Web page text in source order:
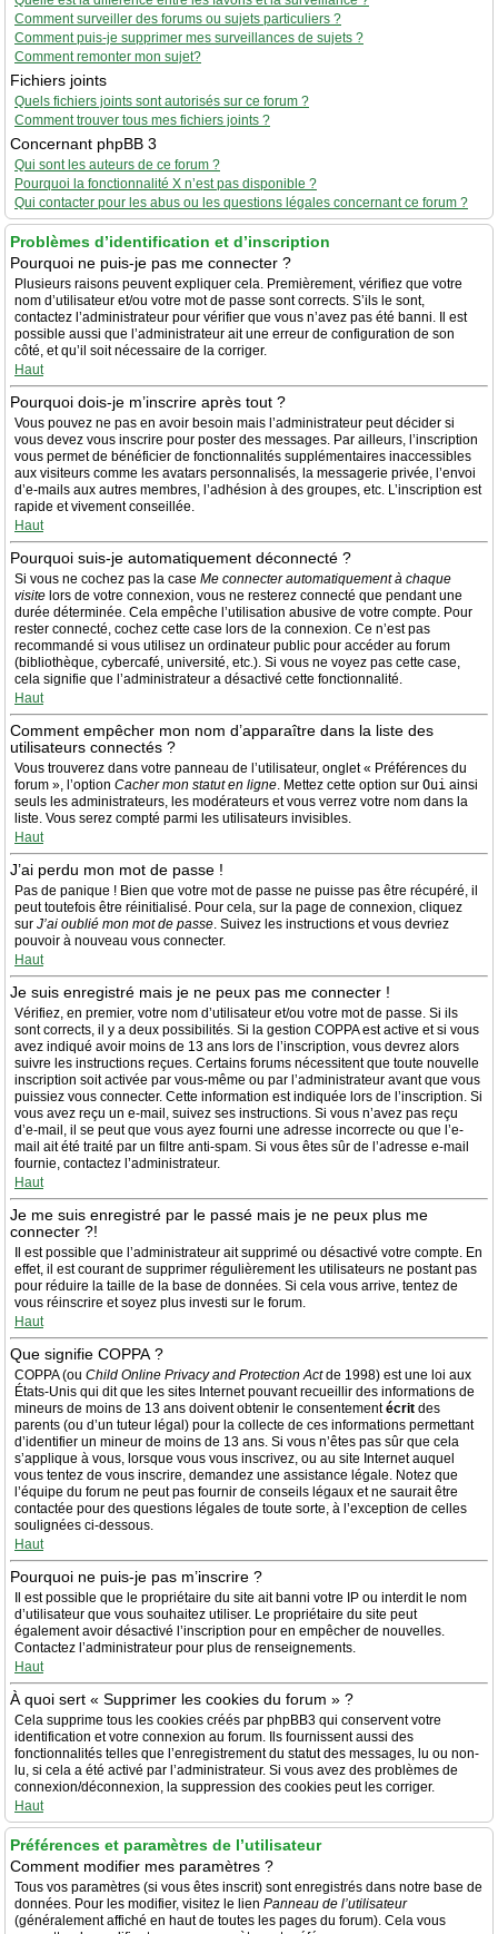
Comment surveiller des forums ou sujets particuliers ?
Comment puis-je supprimer mes surveillances de sujets ?
Comment remonter mon sujet?
Fichiers joints
Quels fichiers joints sont autorisés sur ce forum ?
Comment trouver tous mes fichiers joints ?
Concernant phpBB 3
Qui sont les auteurs de ce forum ?
Pourquoi la fonctionnalité X n’est pas disponible ?
Qui contacter pour les abus ou les questions légales concernant ce forum ?
Problèmes d’identification et d’inscription
Pourquoi ne puis-je pas me connecter ?
Plusieurs raisons peuvent expliquer cela. Premièrement, vérifiez que votre
nom d’utilisateur et/ou votre mot de passe sont corrects. S’ils le sont,
contactez l’administrateur pour vérifier que vous n’avez pas été banni. Il est
possible aussi que l’administrateur ait une erreur de configuration de son
côté, et qu’il soit nécessaire de la corriger.
Haut
Pourquoi dois-je m’inscrire après tout ?
Vous pouvez ne pas en avoir besoin mais l’administrateur peut décider si
vous devez vous inscrire pour poster des messages. Par ailleurs, l’inscription
vous permet de bénéficier de fonctionnalités supplémentaires inaccessibles
aux visiteurs comme les avatars personnalisés, la messagerie privée, l’envoi
d’e-mails aux autres membres, l’adhésion à des groupes, etc. L’inscription est
rapide et vivement conseillée.
Haut
Pourquoi suis-je automatiquement déconnecté ?
Si vous ne cochez pas la case Me connecter automatiquement à chaque
visite lors de votre connexion, vous ne resterez connecté que pendant une
durée déterminée. Cela empêche l’utilisation abusive de votre compte. Pour
rester connecté, cochez cette case lors de la connexion. Ce n’est pas
recommandé si vous utilisez un ordinateur public pour accéder au forum
(bibliothèque, cybercafé, université, etc.). Si vous ne voyez pas cette case,
cela signifie que l’administrateur a désactivé cette fonctionnalité.
Haut
Comment empêcher mon nom d’apparaître dans la liste des
utilisateurs connectés ?
Vous trouverez dans votre panneau de l’utilisateur, onglet « Préférences du
forum », l’option Cacher mon statut en ligne. Mettez cette option sur Oui ainsi
seuls les administrateurs, les modérateurs et vous verrez votre nom dans la
liste. Vous serez compté parmi les utilisateurs invisibles.
Haut
J’ai perdu mon mot de passe !
Pas de panique ! Bien que votre mot de passe ne puisse pas être récupéré, il
peut toutefois être réinitialisé. Pour cela, sur la page de connexion, cliquez
sur J’ai oublié mon mot de passe. Suivez les instructions et vous devriez
pouvoir à nouveau vous connecter.
Haut
Je suis enregistré mais je ne peux pas me connecter !
Vérifiez, en premier, votre nom d’utilisateur et/ou votre mot de passe. Si ils
sont corrects, il y a deux possibilités. Si la gestion COPPA est active et si vous
avez indiqué avoir moins de 13 ans lors de l’inscription, vous devrez alors
suivre les instructions reçues. Certains forums nécessitent que toute nouvelle
inscription soit activée par vous-même ou par l’administrateur avant que vous
puissiez vous connecter. Cette information est indiquée lors de l’inscription. Si
vous avez reçu un e-mail, suivez ses instructions. Si vous n’avez pas reçu
d’e-mail, il se peut que vous ayez fourni une adresse incorrecte ou que l’e-
mail ait été traité par un filtre anti-spam. Si vous êtes sûr de l’adresse e-mail
fournie, contactez l’administrateur.
Haut
Je me suis enregistré par le passé mais je ne peux plus me
connecter ?!
Il est possible que l’administrateur ait supprimé ou désactivé votre compte. En
effet, il est courant de supprimer régulièrement les utilisateurs ne postant pas
pour réduire la taille de la base de données. Si cela vous arrive, tentez de
vous réinscrire et soyez plus investi sur le forum.
Haut
Que signifie COPPA ?
COPPA (ou Child Online Privacy and Protection Actde 1998) est une loi aux
États-Unis qui dit que les sites Internet pouvant recueillir des informations de
mineurs de moins de 13 ans doivent obtenir le consentementécrit des
parents (ou d’un tuteur légal) pour la collecte de ces informations permettant
d’identifier un mineur de moins de 13 ans. Si vous n’êtes pas sûr que cela
s’applique à vous, lorsque vous vous inscrivez, ou au site Internet auquel
vous tentez de vous inscrire, demandez une assistance légale. Notez que
l’équipe du forum ne peut pas fournir de conseils légaux et ne saurait être
contactée pour des questions légales de toute sorte, à l’exception de celles
soulignées ci-dessous.
Haut
Pourquoi ne puis-je pas m’inscrire ?
Il est possible que le propriétaire du site ait banni votre IP ou interdit le nom
d’utilisateur que vous souhaitez utiliser. Le propriétaire du site peut
également avoir désactivé l’inscription pour en empêcher de nouvelles.
Contactez l’administrateur pour plus de renseignements.
Haut
À quoi sert « Supprimer les cookies du forum » ?
Cela supprime tous les cookies créés par phpBB3 qui conservent votre
identification et votre connexion au forum. Ils fournissent aussi des
fonctionnalités telles que l’enregistrement du statut des messages, lu ou non-
lu, si cela a été activé par l’administrateur. Si vous avez des problèmes de
connexion/déconnexion, la suppression des cookies peut les corriger.
Haut
Préférences et paramètres de l’utilisateur
Comment modifier mes paramètres ?
Tous vos paramètres (si vous êtes inscrit) sont enregistrés dans notre base de
données. Pour les modifier, visitez le lien Panneau de l’utilisateur
(généralement affiché en haut de toutes les pages du forum). Cela vous